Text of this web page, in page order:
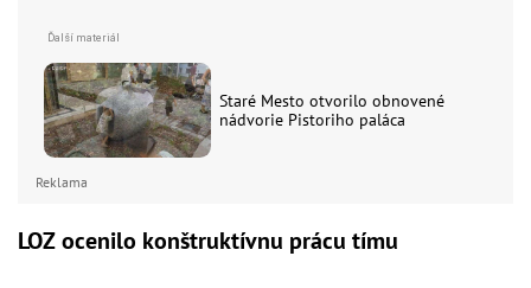
Staré Mesto otvorilo obnovené
nádvorie Pistoriho paláca
Reklama
LOZ ocenilo konštruktívnu prácu tímu